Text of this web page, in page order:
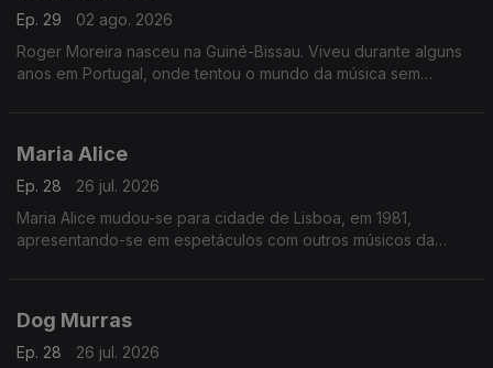
Ep. 29
02 ago. 2026
Roger Moreira nasceu na Guiné-Bissau. Viveu durante alguns
anos em Portugal, onde tentou o mundo da música sem
Maria Alice
Ep. 28
26 jul. 2026
Maria Alice mudou-se para cidade de Lisboa, em 1981,
apresentando-se em espetáculos com outros músicos da
Dog Murras
Ep. 28
26 jul. 2026